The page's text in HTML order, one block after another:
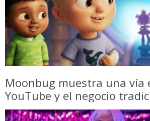
Moonbug muestra una vía
YouTube y el negocio